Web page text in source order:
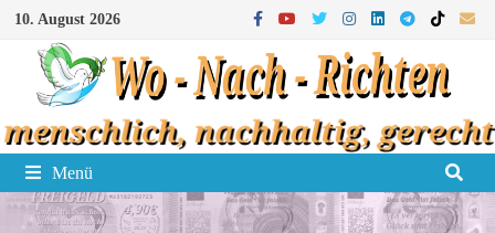
Zum
Inhalt
springen
10. August 2026
Menü